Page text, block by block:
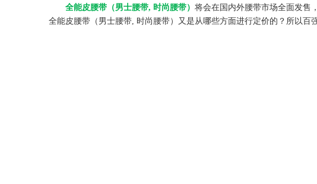
全能皮腰带（男士腰带, 时尚腰带） 将会在国内外腰带市场全面发售
全能皮腰带（男士腰带, 时尚腰带）又是从哪些方面进行定价的？所以百